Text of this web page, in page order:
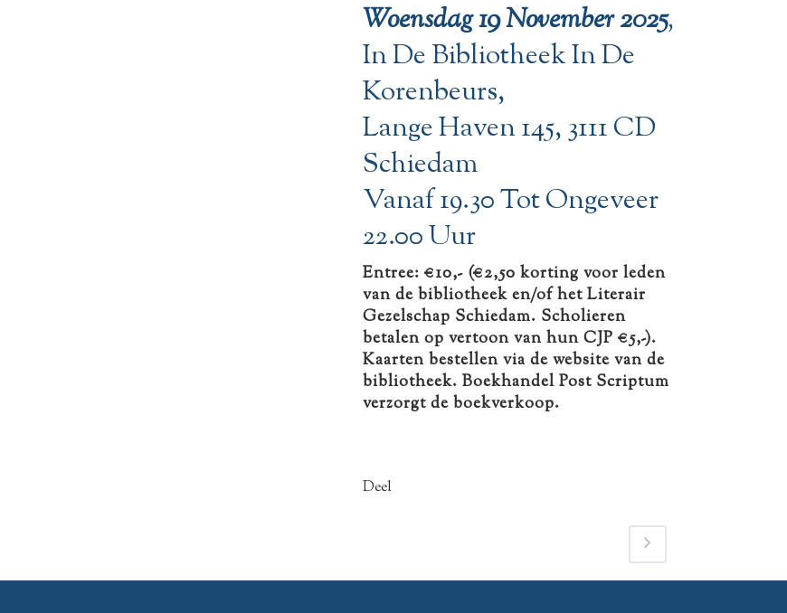
Woensdag 19 November 2025,
In De Bibliotheek In De
Korenbeurs,
Lange Haven 145, 3111 CD
Schiedam
Vanaf 19.30 Tot Ongeveer
22.00 Uur
Entree: €10,- (€2,50 korting voor leden
van de bibliotheek en/of het Literair
Gezelschap Schiedam. Scholieren
betalen op vertoon van hun CJP €5,-).
Kaarten bestellen via de website van de
bibliotheek. Boekhandel Post Scriptum
verzorgt de boekverkoop.
Deel